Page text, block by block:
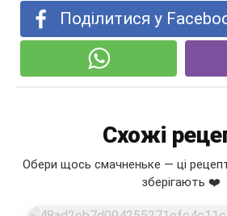
Поділитися у
Схожі
Обери щось смачненьке — ці
зберігають ❤️